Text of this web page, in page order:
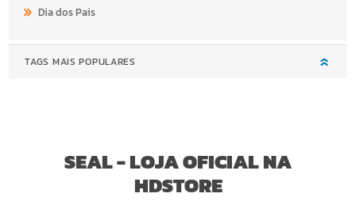
Dia dos Pais
TAGS MAIS POPULARES
SEAL - LOJA OFICIAL NA
HDSTORE